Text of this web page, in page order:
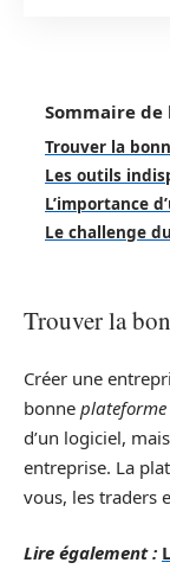
Sommaire
Trouver la
Les outils
L’importance
Le challenge
Trouver la
Créer une
bonne
d’un logiciel,
entreprise. La
vous, les traders
Lire également :